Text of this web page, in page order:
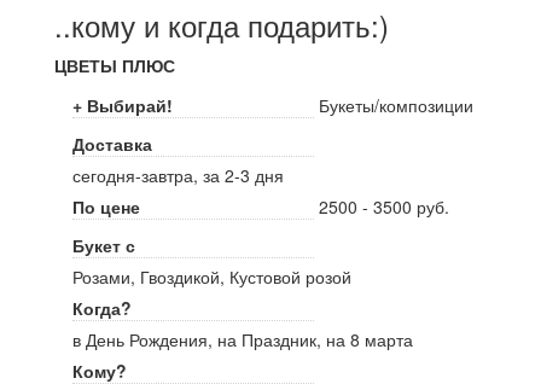
..кому и когда подарить:)
ЦВЕТЫ ПЛЮС
+ Выбирай!
Букеты/композиции
Доставка
сегодня-завтра, за 2-3 дня
По цене
2500 - 3500 руб.
Букет с
Розами, Гвоздикой, Кустовой розой
Когда?
в День Рождения, на Праздник, на 8 марта
Кому?